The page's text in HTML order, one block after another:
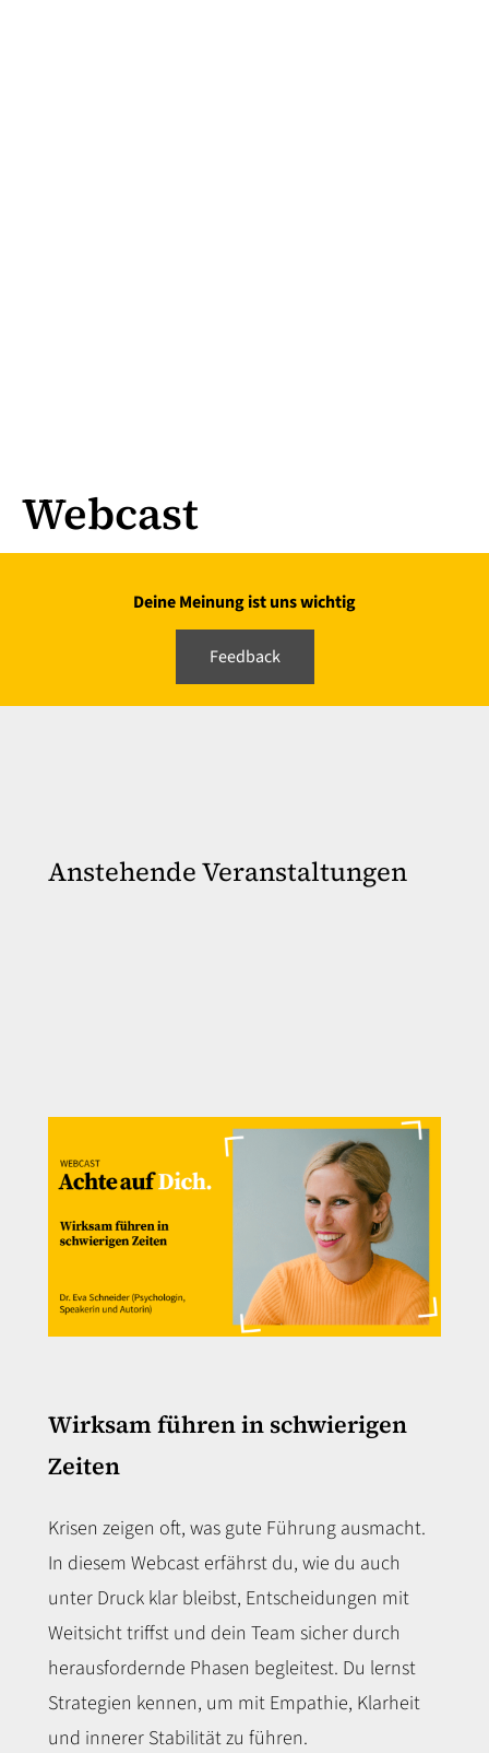
Webcast
Deine Meinung ist uns wichtig
Feedback
Anstehende Veranstaltungen
Wirksam führen in schwierigen
Zeiten
Krisen zeigen oft, was gute Führung ausmacht.
In diesem Webcast erfährst du, wie du auch
unter Druck klar bleibst, Entscheidungen mit
Weitsicht triffst und dein Team sicher durch
herausfordernde Phasen begleitest. Du lernst
Strategien kennen, um mit Empathie, Klarheit
und innerer Stabilität zu führen.